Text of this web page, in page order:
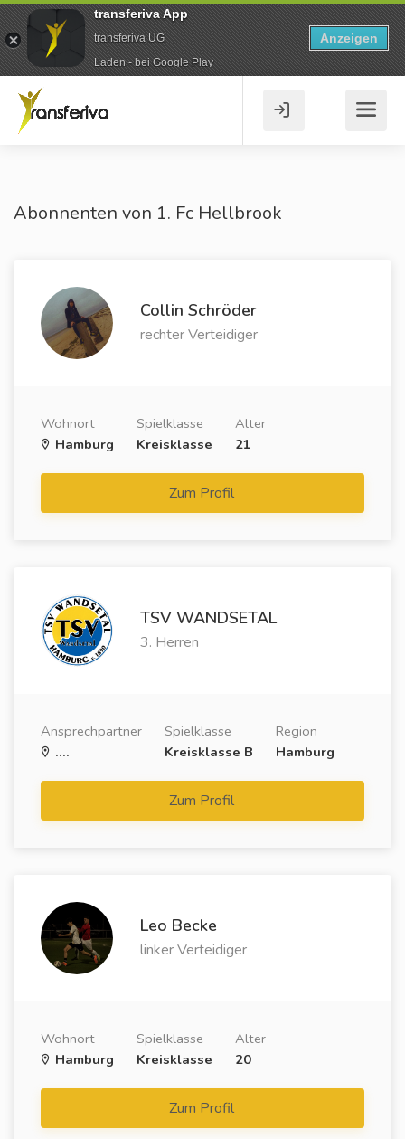
Abonnenten von 1. Fc Hellbrook
Collin Schröder
rechter Verteidiger
Wohnort
Hamburg
Spielklasse
Kreisklasse
Alter
21
Zum Profil
TSV WANDSETAL
3. Herren
Ansprechpartner
....
Spielklasse
Kreisklasse B
Region
Hamburg
Zum Profil
Leo Becke
linker Verteidiger
Wohnort
Hamburg
Spielklasse
Kreisklasse
Alter
20
Zum Profil
transferiva App
transferiva UG
Laden - bei Google Play
Anzeigen